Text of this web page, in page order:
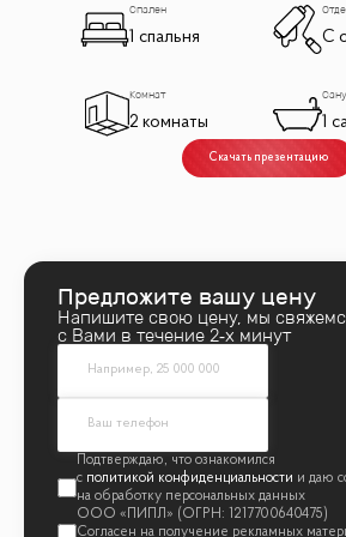
• Быстрый выход на сделку.
"River Park Кутузовский" — это
эко-футуризма, который станет самым
высокотехнологичным жилым
▎ Удобное расположение и
• На берегу Москвы-реки, напротив
• 600 метров до Кутузовского
• В пешей доступности станции
▎ Архитектура и инфраструктура
Архитектурное бюро ADM создало
Спален
1 спальня С
Комнат
2 комнаты 1
Скачать презентацию
Предложите вашу цену
Напишите свою цену, мы
с Вами в течение 2‑х минут
политикой конфиденциальности